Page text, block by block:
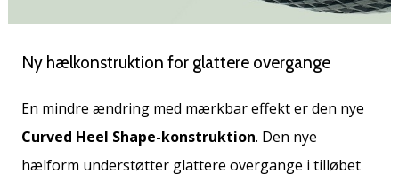
Ny hælkonstruktion for glattere overgange
En mindre ændring med mærkbar effekt er den nye
Curved Heel Shape-konstruktion. Den nye
hælform understøtter glattere overgange i tilløbet